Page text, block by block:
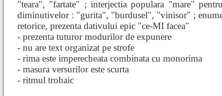
"teara", "fartate" ; interjectia populara "mare"
diminutivelor : "gurita", "burdusel", "vinisor" ;
retorice, prezenta dativului epic "ce-MI facea"
- prezenta tuturor modurilor de expunere
- nu are text organizat pe strofe
- rima este imperecheata combinata cu monorima
- masura versurilor este scurta
- ritmul trohaic